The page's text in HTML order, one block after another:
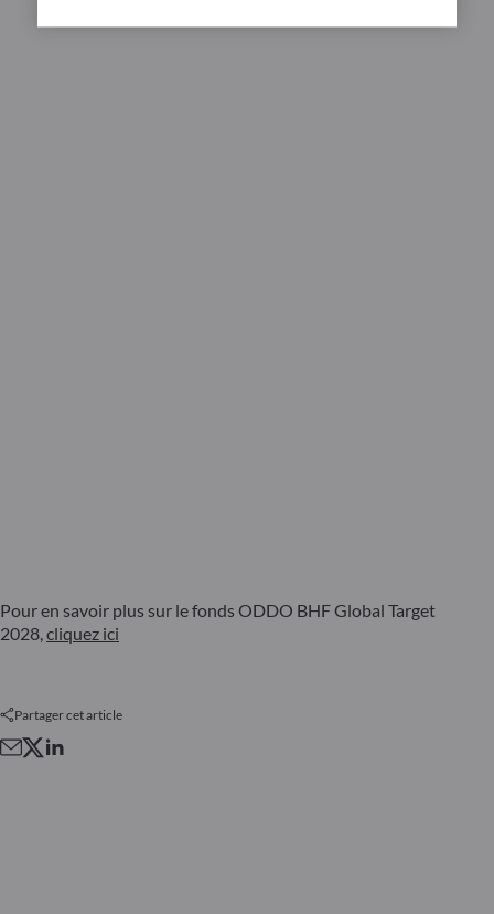
Pour en savoir plus sur le fonds ODDO BHF Global Target
2028, cliquez ici
Partager cet article